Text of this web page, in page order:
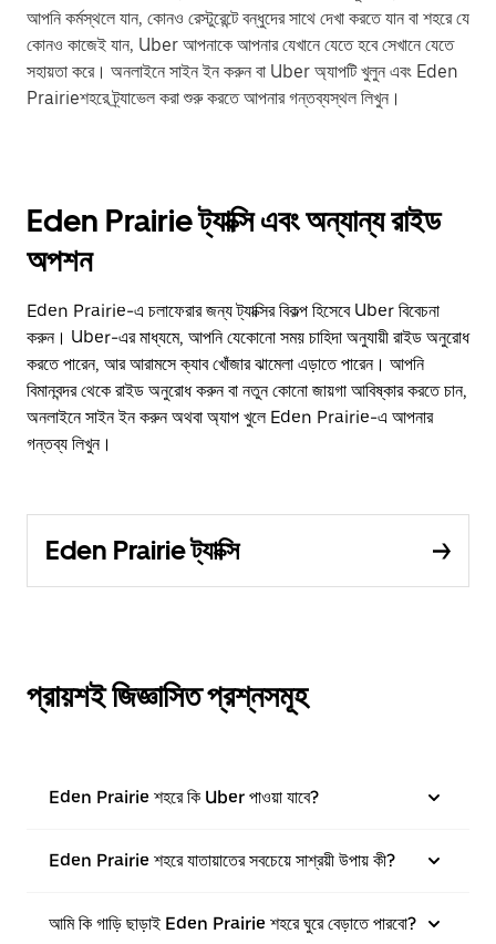
আপনি কর্মস্থলে যান, কোনও রেস্টুরেন্টে বন্ধুদের সাথে দেখা করতে যান বা শহরে যে
কোনও কাজেই যান, Uber আপনাকে আপনার যেখানে যেতে হবে সেখানে যেতে
সহায়তা করে। অনলাইনে সাইন ইন করুন বা Uber অ্যাপটি খুলুন এবং Eden
Prairieশহরে ট্র্যাভেল করা শুরু করতে আপনার গন্তব্যস্থল লিখুন।
Eden Prairie ট্যাক্সি এবং অন্যান্য রাইড
অপশন
Eden Prairie-এ চলাফেরার জন্য ট্যাক্সির বিকল্প হিসেবে Uber বিবেচনা
করুন। Uber-এর মাধ্যমে, আপনি যেকোনো সময় চাহিদা অনুযায়ী রাইড অনুরোধ
করতে পারেন, আর আরামসে ক্যাব খোঁজার ঝামেলা এড়াতে পারেন। আপনি
বিমানবন্দর থেকে রাইড অনুরোধ করুন বা নতুন কোনো জায়গা আবিষ্কার করতে চান,
অনলাইনে সাইন ইন করুন অথবা অ্যাপ খুলে Eden Prairie-এ আপনার
গন্তব্য লিখুন।
Eden Prairie ট্যাক্সি
প্রায়শই জিজ্ঞাসিত প্রশ্নসমূহ
Eden Prairie শহরে কি Uber পাওয়া যাবে?
Eden Prairie শহরে যাতায়াতের সবচেয়ে সাশ্রয়ী উপায় কী?
আমি কি গাড়ি ছাড়াই Eden Prairie শহরে ঘুরে বেড়াতে পারবো?